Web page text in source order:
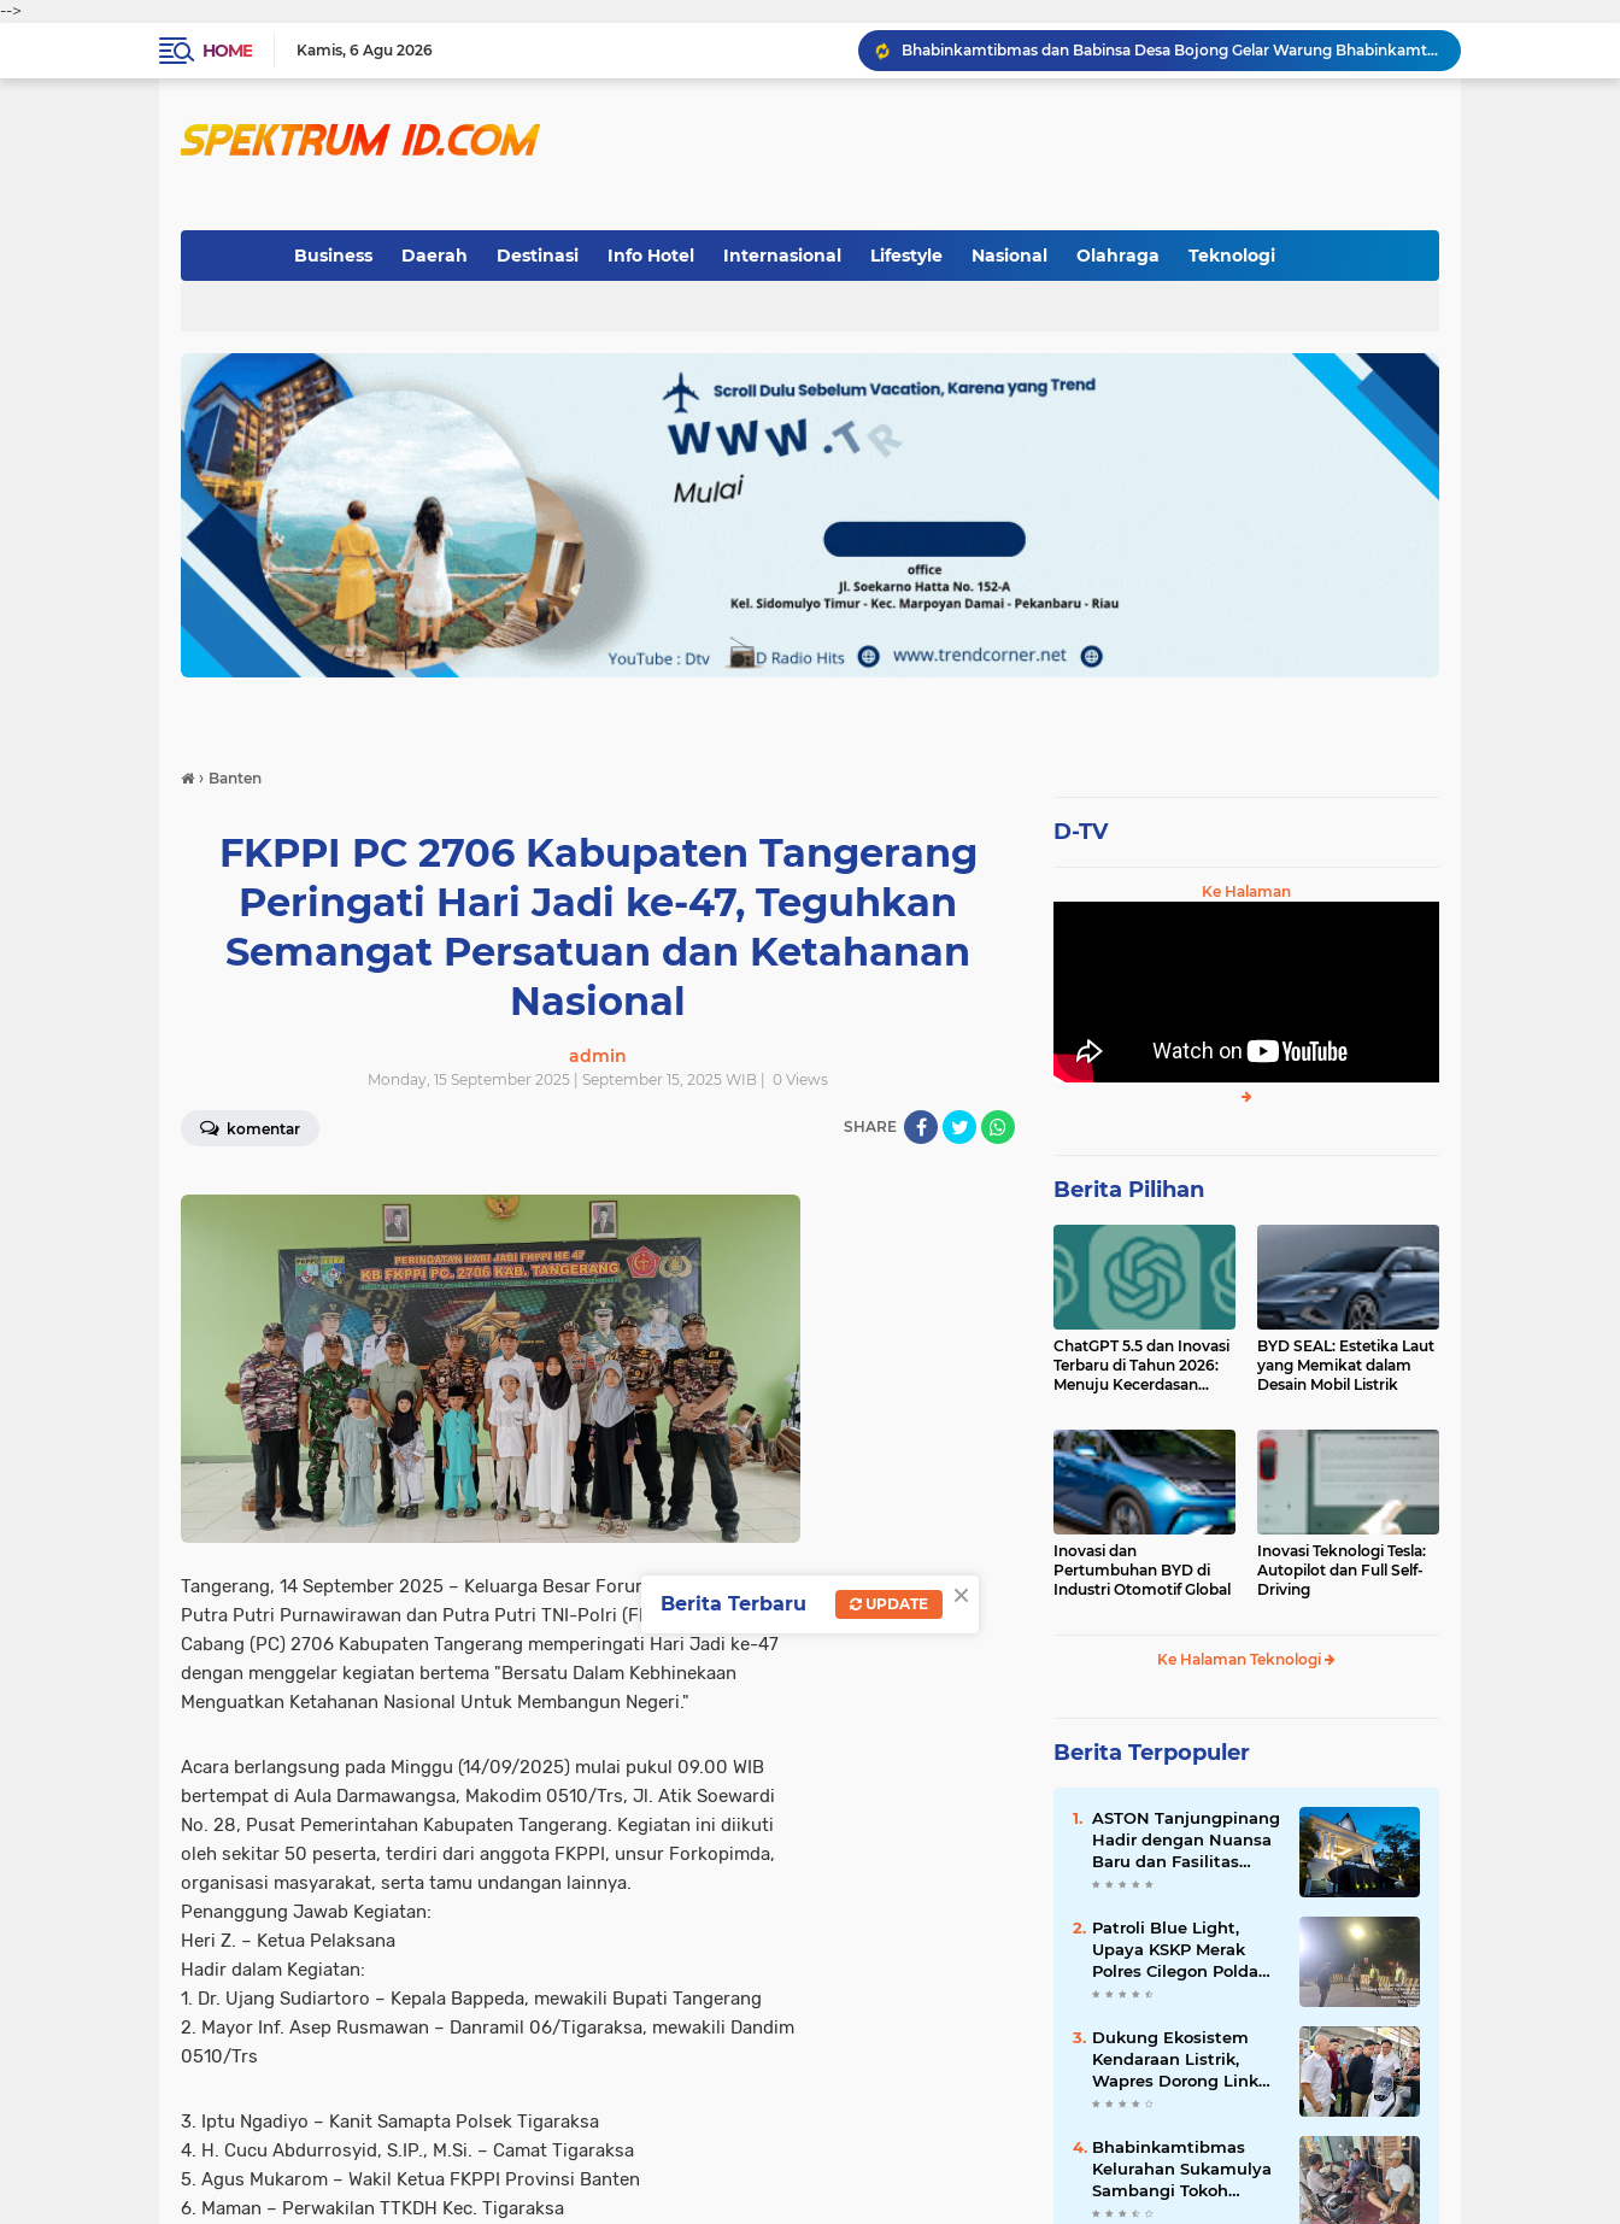
-->
HOME
Kamis 6 Agu 2026
Bhabinkamtibmas dan Babinsa Desa Bojong Gelar Warung Bhabinkamtibmas, Pererat Komunikasi dengan Warga
Business Daerah Destinasi Info Hotel Internasional Lifestyle Nasional Olahraga Teknologi
› Banten
FKPPI PC 2706 Kabupaten Tangerang
Peringati Hari Jadi ke-47, Teguhkan
Semangat Persatuan dan Ketahanan
Nasional
admin
Monday, 15 September 2025 | September 15, 2025 WIB | 0 Views
komentar SHARE
Tangerang, 14 September 2025 – Keluarga Besar Forum Komunikasi
Putra Putri Purnawirawan dan Putra Putri TNI-Polri (FKPPI) Pengurus
Cabang (PC) 2706 Kabupaten Tangerang memperingati Hari Jadi ke-47
dengan menggelar kegiatan bertema "Bersatu Dalam Kebhinekaan
Menguatkan Ketahanan Nasional Untuk Membangun Negeri."
Acara berlangsung pada Minggu (14/09/2025) mulai pukul 09.00 WIB
bertempat di Aula Darmawangsa, Makodim 0510/Trs, Jl. Atik Soewardi
No. 28, Pusat Pemerintahan Kabupaten Tangerang. Kegiatan ini diikuti
oleh sekitar 50 peserta, terdiri dari anggota FKPPI, unsur Forkopimda,
organisasi masyarakat, serta tamu undangan lainnya.
Penanggung Jawab Kegiatan:
Heri Z. – Ketua Pelaksana
Hadir dalam Kegiatan:
1. Dr. Ujang Sudiartoro – Kepala Bappeda, mewakili Bupati Tangerang
2. Mayor Inf. Asep Rusmawan – Danramil 06/Tigaraksa, mewakili Dandim
0510/Trs
3. Iptu Ngadiyo – Kanit Samapta Polsek Tigaraksa
4. H. Cucu Abdurrosyid, S.IP., M.Si. – Camat Tigaraksa
5. Agus Mukarom – Wakil Ketua FKPPI Provinsi Banten
6. Maman – Perwakilan TTKDH Kec. Tigaraksa
D-TV
Ke Halaman
Berita Pilihan
ChatGPT 5.5 dan Inovasi
Terbaru di Tahun 2026:
Menuju Kecerdasan
BYD SEAL: Estetika Laut
yang Memikat dalam
Desain Mobil Listrik
Inovasi dan
Pertumbuhan BYD di
Industri Otomotif Global
Inovasi Teknologi Tesla:
Autopilot dan Full Self-
Driving
Ke Halaman Teknologi
Berita Terpopuler
ASTON Tanjungpinang
Hadir dengan Nuansa
Baru dan Fasilitas
Lengkap untuk
Patroli Blue Light,
Upaya KSKP Merak
Polres Cilegon Polda
Banten Tekan Aksi
Dukung Ekosistem
Kendaraan Listrik,
Wapres Dorong Link
and Match
Bhabinkamtibmas
Kelurahan Sukamulya
Sambangi Tokoh
Masyarakat, Perkuat
×
Berita Terbaru UPDATE